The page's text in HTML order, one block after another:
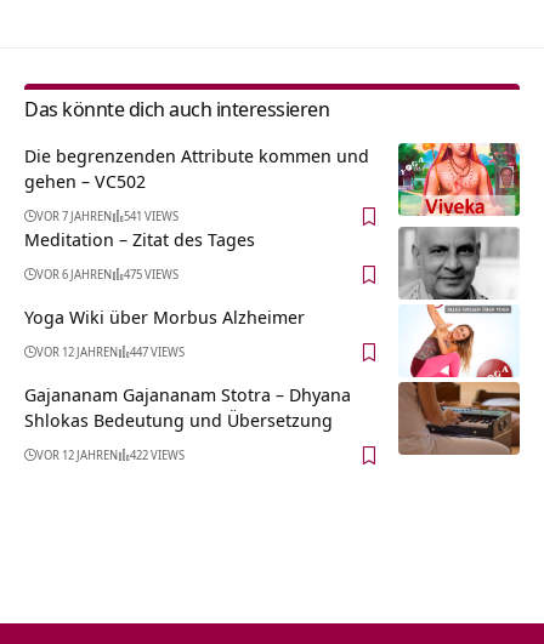
Das könnte dich auch interessieren
Die begrenzenden Attribute kommen und
gehen – VC502
VOR 7 JAHREN 541 VIEWS
Meditation – Zitat des Tages
VOR 6 JAHREN 475 VIEWS
Yoga Wiki über Morbus Alzheimer
VOR 12 JAHREN 447 VIEWS
Gajananam Gajananam Stotra – Dhyana
Shlokas Bedeutung und Übersetzung
VOR 12 JAHREN 422 VIEWS